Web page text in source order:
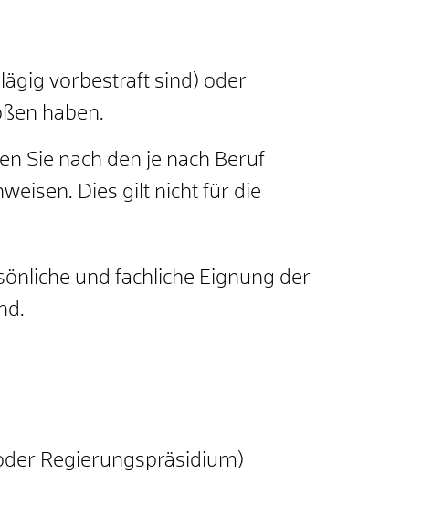
vorbestraft sind) oder
haben.
Sie nach den je nach Beruf
Dies gilt nicht für die
und fachliche Eignung der
Regierungspräsidium)